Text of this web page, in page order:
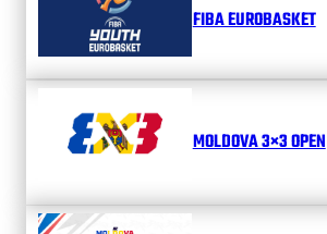
FIBA EUROBASKET
MOLDOVA 3×3 OPEN